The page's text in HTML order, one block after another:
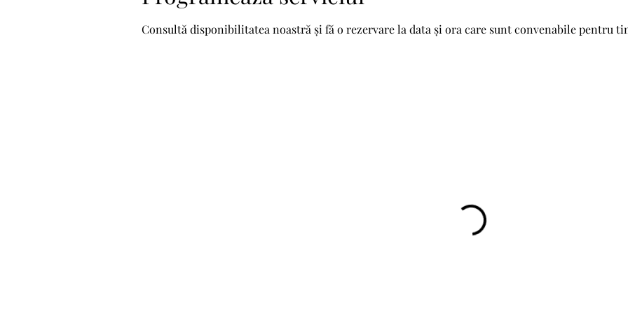
Consultă disponibilitatea noastră și fă o rezervare la data și ora care sunt convenabile pentru